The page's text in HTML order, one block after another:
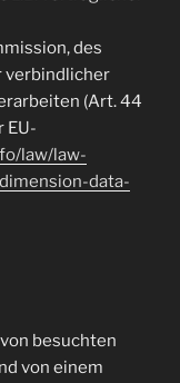
des
verbindlicher
(Art. 44
EU-
law/law-
data-
besuchten
von einem